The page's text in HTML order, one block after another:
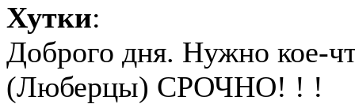
Хутки:
Доброго дня. Нужно кое-
(Люберцы) СРОЧНО! ! !